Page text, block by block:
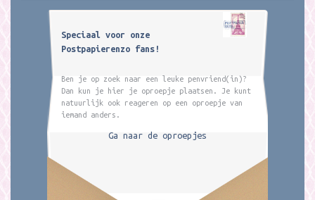
Speciaal voor onze
Postpapierenzo fans!
Ben je op zoek naar een leuke penvriend(in)?
Dan kun je hier je oproepje plaatsen. Je kunt
natuurlijk ook reageren op een oproepje van
iemand anders.
Ga naar de oproepjes